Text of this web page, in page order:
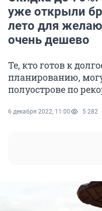
уже открыли
лето для
очень дешево
Те, кто готов к
планированию,
полуострове по
6 декабря 2022, 11:00 5 282